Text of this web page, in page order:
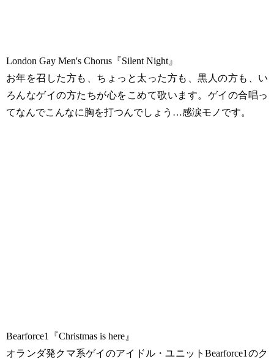
London Gay Men's Chorus『Silent Night』
お年を召した方も、ちょっと太った方も、黒人の方も、い
ろんなゲイの方たちが心をこめて歌います。ゲイの合唱っ
てなんでこんなに胸を打つんでしょう…感涙モノです。
Bearforce1『Christmas is here』
オランダ発クマ系ゲイのアイドル・ユニットBearforce1のク